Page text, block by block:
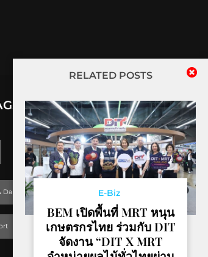
RELATED POSTS
E-Biz
BEM เปิดพื้นที่ MRT หนุน
เกษตรกรไทย ร่วมกับ DIT
จัดงาน “DIT X MRT
GEOPARK lifestyle
2019 Trending